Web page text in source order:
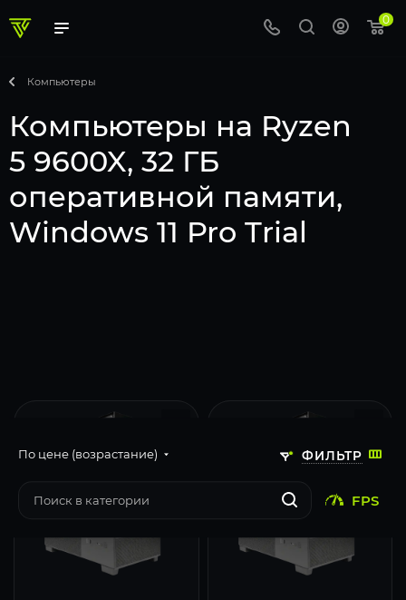
0
Компьютеры
Компьютеры на Ryzen
5 9600X, 32 ГБ
оперативной памяти,
Windows 11 Pro Trial
ФИЛЬТР
По цене (возрастание)
FPS